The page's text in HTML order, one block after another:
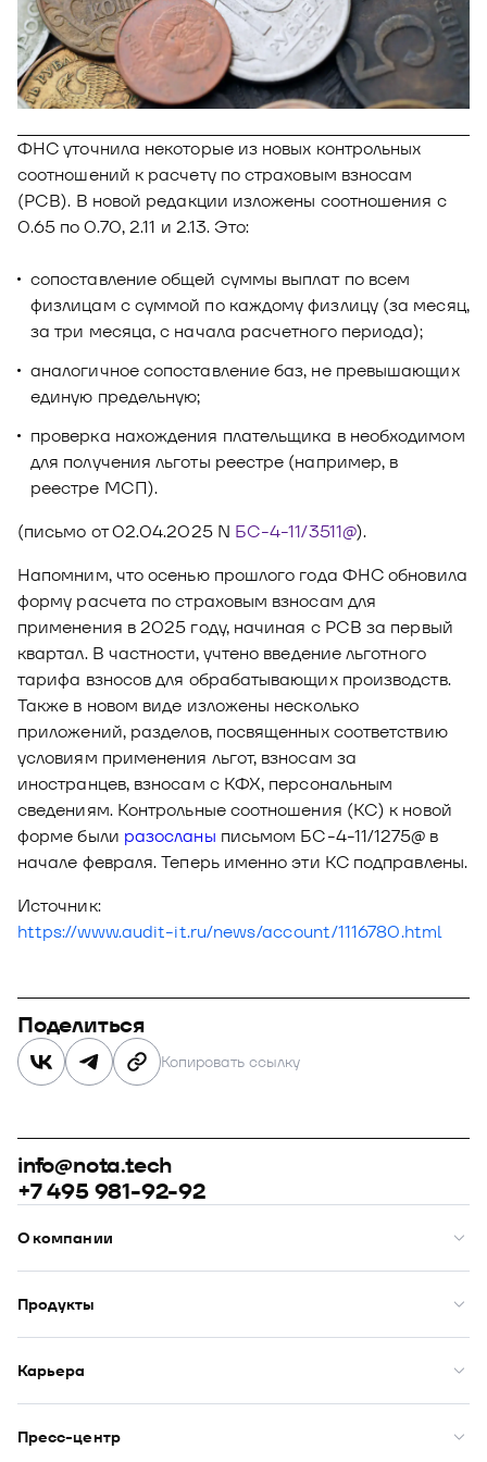
Новости
Блог
Видео и аудио
Документы
Юнион - решение для автоматизации
рекрутмента
О решении
Кейсы клиентов
Калькулятор выгоды
Пилотный проект
Документы
Оазис - платформа для автоматизации
управления рисками
ФНС уточнила некоторые из новых контрольных
соотношений к расчету по страховым взносам
(РСВ). В новой редакции изложены соотношения с
0.65 по 0.70, 2.11 и 2.13. Это:
сопоставление общей суммы выплат по всем
физлицам с суммой по каждому физлицу (за месяц,
за три месяца, с начала расчетного периода);
аналогичное сопоставление баз, не превышающих
единую предельную;
проверка нахождения плательщика в необходимом
для получения льготы реестре (например, в
реестре МСП).
(письмо от 02.04.2025 N БС-4-11/3511@).
Напомним, что осенью прошлого года ФНС обновила
форму расчета по страховым взносам для
применения в 2025 году, начиная с РСВ за первый
квартал. В частности, учтено введение льготного
тарифа взносов для обрабатывающих производств.
Также в новом виде изложены несколько
приложений, разделов, посвященных соответствию
условиям применения льгот, взносам за
иностранцев, взносам с КФХ, персональным
сведениям. Контрольные соотношения (КС) к новой
форме были разосланы письмом БС-4-11/1275@ в
начале февраля. Теперь именно эти КС подправлены.
Источник:
https://www.audit-it.ru/news/account/1116780.html
Поделиться
Копировать ссылку
info@nota.tech
+7 495 981-92-92
О компании
О нас
Премии
Рейтинги
Кейсы
Закупки
ИТ-аккредитация
Продукты
Модус
Купол
Сфера
Визор
Юнион
Карьера
Вакансии
Бенефиты
Начало карьеры
Пресс-центр